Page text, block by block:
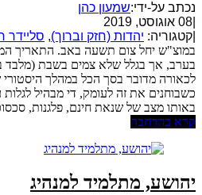
נכתב על-ידי:שמעון כהן
08 אוגוסט, 2019
קטגוריה: יהדות (חזק וברוך), סליידר
במוצ"ש יחל צום תשעה באב. התאריך
בערב, אך בגלל שלא צמים בשבת (מלבד
לכאורה מדובר בסך הכל במהלך
כשבוחנים את זה לעומק, די מבהיל
באותו מצב של שנאת חינם, פלגנות,
קרא בהרחבה
יהושע, מתלמיד למנהיג